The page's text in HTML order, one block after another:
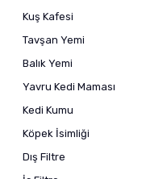
Kuş Kafesi
Tavşan Yemi
Balık Yemi
Yavru Kedi Maması
Kedi Kumu
Köpek İsimliği
Dış Filtre